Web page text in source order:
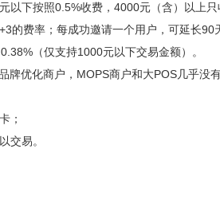
以下按照0.5%收费，4000元（含）以上
的费率；每成功邀请一个用户，可延长
（仅支持1000元以下交易金额）。
优化商户，MOPS商户和大POS几乎没有
；
交易。